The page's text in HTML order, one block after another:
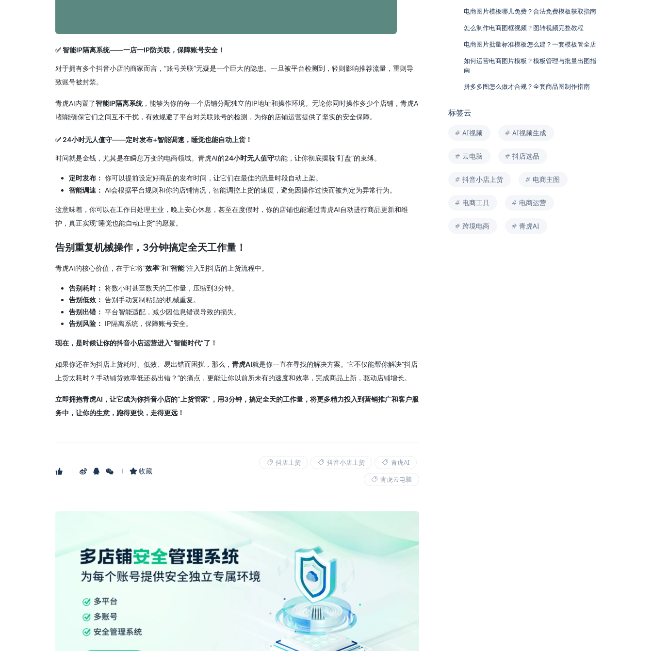
✅智能IP隔离系统——一店一IP防关联，保障账号安全！
对于拥有多个抖音小店的商家而言，“账号关联”无疑是一个巨大的隐患。一旦被平台检测到，轻则影响推荐流量，重则导
致账号被封禁。
青虎AI内置了智能IP隔离系统，能够为你的每一个店铺分配独立的IP地址和操作环境。无论你同时操作多少个店铺，青虎A
I都能确保它们之间互不干扰，有效规避了平台对关联账号的检测，为你的店铺运营提供了坚实的安全保障。
✅ 24小时无人值守——定时发布+智能调速，睡觉也能自动上货！
时间就是金钱，尤其是在瞬息万变的电商领域。青虎AI的24小时无人值守功能，让你彻底摆脱“盯盘”的束缚。
定时发布： 你可以提前设定好商品的发布时间，让它们在最佳的流量时段自动上架。
智能调速： AI会根据平台规则和你的店铺情况，智能调控上货的速度，避免因操作过快而被判定为异常行为。
这意味着，你可以在工作日处理主业，晚上安心休息，甚至在度假时，你的店铺也能通过青虎AI自动进行商品更新和维
护，真正实现“睡觉也能自动上货”的愿景。
告别重复机械操作，3分钟搞定全天工作量！
青虎AI的核心价值，在于它将“效率”和“智能”注入到抖店的上货流程中。
告别耗时： 将数小时甚至数天的工作量，压缩到3分钟。
告别低效： 告别手动复制粘贴的机械重复。
告别出错： 平台智能适配，减少因信息错误导致的损失。
告别风险： IP隔离系统，保障账号安全。
现在，是时候让你的抖音小店运营进入“智能时代”了！
如果你还在为抖店上货耗时、低效、易出错而困扰，那么， 青虎AI就是你一直在寻找的解决方案。它不仅能帮你解决“抖店
上货太耗时？手动铺货效率低还易出错？”的痛点，更能让你以前所未有的速度和效率，完成商品上新，驱动店铺增长。
立即拥抱青虎AI，让它成为你抖音小店的“上货管家”，用3分钟，搞定全天的工作量，将更多精力投入到营销推广和客户服
务中，让你的生意，跑得更快，走得更远！
收藏
抖店上货 抖音小店上货
青虎AI
青虎云电脑
电商图片模板哪儿免费？合法免费模板获取指南
怎么制作电商图框视频？图转视频完整教程
电商图片批量标准模板怎么建？一套模板管全店
如何运营电商图片模板？模板管理与批量出图指
南
拼多多图怎么做才合规？全套商品图制作指南
标签云
AI视频 AI视频生成
云电脑 抖店选品
抖音小店上货 电商主图
电商工具 电商运营
跨境电商 青虎AI